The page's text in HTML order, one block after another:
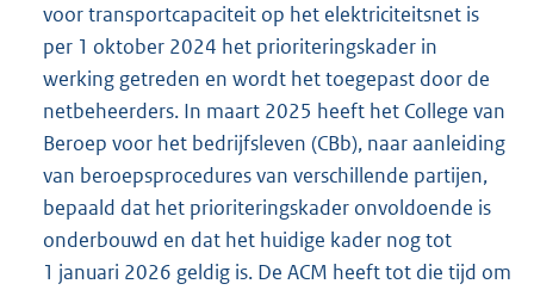
voor transportcapaciteit op het elektriciteitsnet is
per 1 oktober 2024 het prioriteringskader in
werking getreden en wordt het toegepast door de
netbeheerders. In maart 2025 heeft het College van
Beroep voor het bedrijfsleven (CBb), naar aanleiding
van beroepsprocedures van verschillende partijen,
bepaald dat het prioriteringskader onvoldoende is
onderbouwd en dat het huidige kader nog tot
1 januari 2026 geldig is. De ACM heeft tot die tijd om